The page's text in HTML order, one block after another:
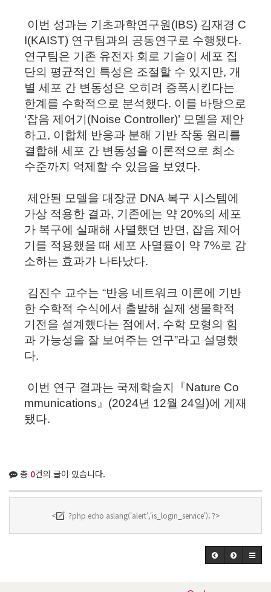
이번 성과는 기초과학연구원(IBS) 김재경 C
I(KAIST) 연구팀과의 공동연구로 수행됐다.
연구팀은 기존 유전자 회로 기술이 세포 집
단의 평균적인 특성은 조절할 수 있지만, 개
별 세포 간 변동성은 오히려 증폭시킨다는
한계를 수학적으로 분석했다. 이를 바탕으로
‘잡음 제어기(Noise Controller)’ 모델을 제안
하고, 이합체 반응과 분해 기반 작동 원리를
결합해 세포 간 변동성을 이론적으로 최소
수준까지 억제할 수 있음을 보였다.
제안된 모델을 대장균 DNA 복구 시스템에
가상 적용한 결과, 기존에는 약 20%의 세포
가 복구에 실패해 사멸했던 반면, 잡음 제어
기를 적용했을 때 세포 사멸률이 약 7%로 감
소하는 효과가 나타났다.
김진수 교수는 “반응 네트워크 이론에 기반
한 수학적 수식에서 출발해 실제 생물학적
기전을 설계했다는 점에서, 수학 모형의 힘
과 가능성을 잘 보여주는 연구”라고 설명했
다.
이번 연구 결과는 국제학술지『Nature Co
mmunications』(2024년 12월 24일)에 게재
됐다.
총 0건의 글이 있습니다.
< ?php echo aslang('alert','is_login_service'); ?>